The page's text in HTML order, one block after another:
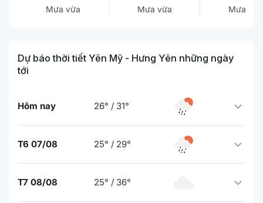
Mưa vừa Mưa vừa Mưa nhẹ
Dự báo thời tiết Yên Mỹ - Hưng Yên những ngày
tới
Hôm nay 26° / 31°
T6 07/08 25° / 29°
T7 08/08 25° / 36°